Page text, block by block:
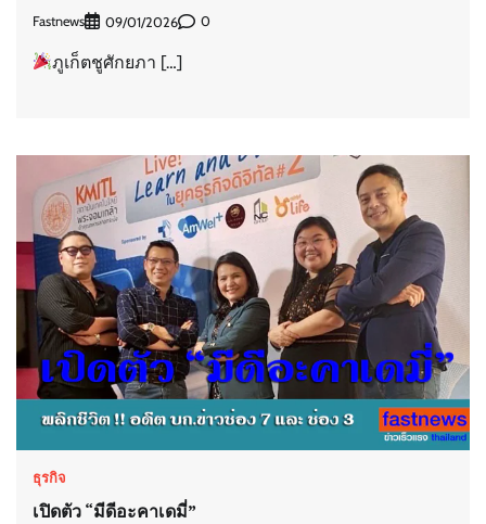
Fastnews 09/01/2026 0
ภูเก็ตชูศักยภา […]
ธุรกิจ
เปิดตัว “มีดีอะคาเดมี่”